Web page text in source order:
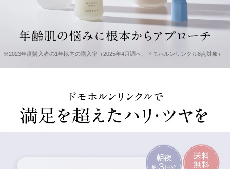
※2023年度購入者の1年以内の購入率（2025年4月調べ、ドモホルンリンクル8点対象）